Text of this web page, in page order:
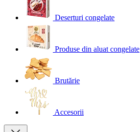
Deserturi congelate
Produse din aluat congelate
Brutărie
Accesorii